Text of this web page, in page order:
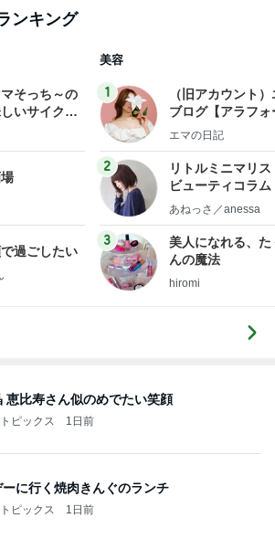
ンキング
そっち～の
いサイクル
過ごしたい
美容
1
（旧アカウント
ブログ【アラフォ
社売却セカンドラ
エマの日記
2
リトルミニマリス
ビューティコラ
little
あねっさ／anessa
3
美人になれる、た
んの魔法
hiromi
恵比寿さん似のめでたい笑顔
ピックス 1日前
に行く焼肉きんぐのランチ
ピックス 1日前